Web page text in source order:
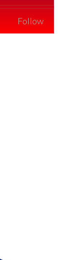
Follow